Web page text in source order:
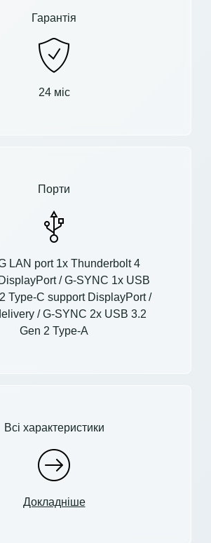
Гарантія
24 міс
Порти
LAN port 1x Thunderbolt 4
/ G-SYNC 1x USB
Type-C support DisplayPort /
/ G-SYNC 2x USB 3.2
Gen 2 Type-A
Всі характеристики
Докладніше